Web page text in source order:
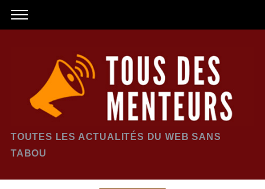
TOUTES LES ACTUALITÉS DU WEB SANS
TABOU